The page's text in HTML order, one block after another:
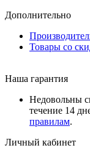
Дополнительно
Товары со
Наша гарантия
Недовольны
течение 14
правилам.
Личный кабинет